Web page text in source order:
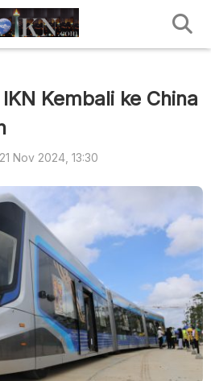
Kembali ke China
Nov 2024, 13:30